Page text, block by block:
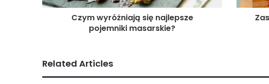
Czym wyróżniają się najlepsze
pojemniki masarskie?
Related Articles